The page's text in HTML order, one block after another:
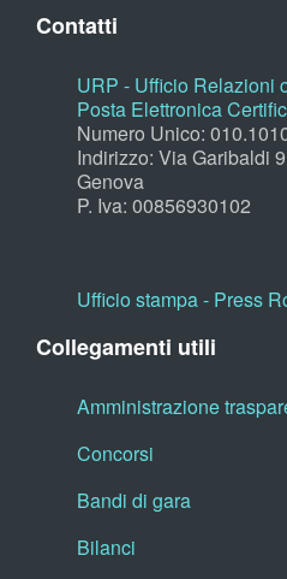
Contatti
URP - Ufficio Relazioni
Posta Elettronica
Numero Unico:
Indirizzo: Via Garibaldi
Genova
P. Iva: 00856930102
Ufficio stampa - Press
Collegamenti utili
Amministrazione
Concorsi
Bandi di gara
Bilanci